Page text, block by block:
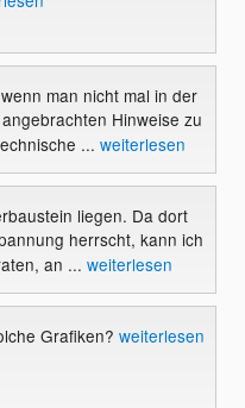
man nicht mal in der
angebrachten Hinweise zu
... weiterlesen
liegen. Da dort
herrscht, kann ich
an ... weiterlesen
Grafiken? weiterlesen